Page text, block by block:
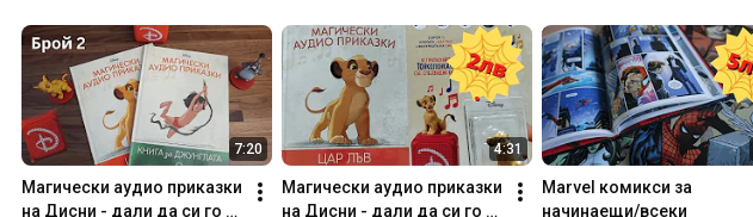
7:20
Магически аудио приказки
на Дисни - дали да си го
4:31
Магически аудио приказки
на Дисни - дали да си го
Marvel комикси за
начинаещи/всеки